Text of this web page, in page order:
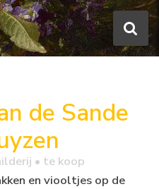
de Sande
• te koop
en viooltjes op de